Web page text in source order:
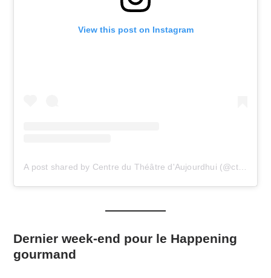
View this post on Instagram
A post shared by Centre du Théâtre d'Aujourdhui (@ctdaujourdhui)
Dernier week-end pour le Happening
gourmand